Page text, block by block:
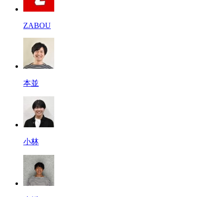
ZABOU
本並
小林